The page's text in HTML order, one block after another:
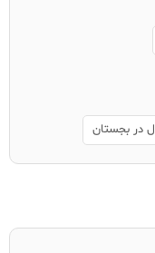
در بجستان